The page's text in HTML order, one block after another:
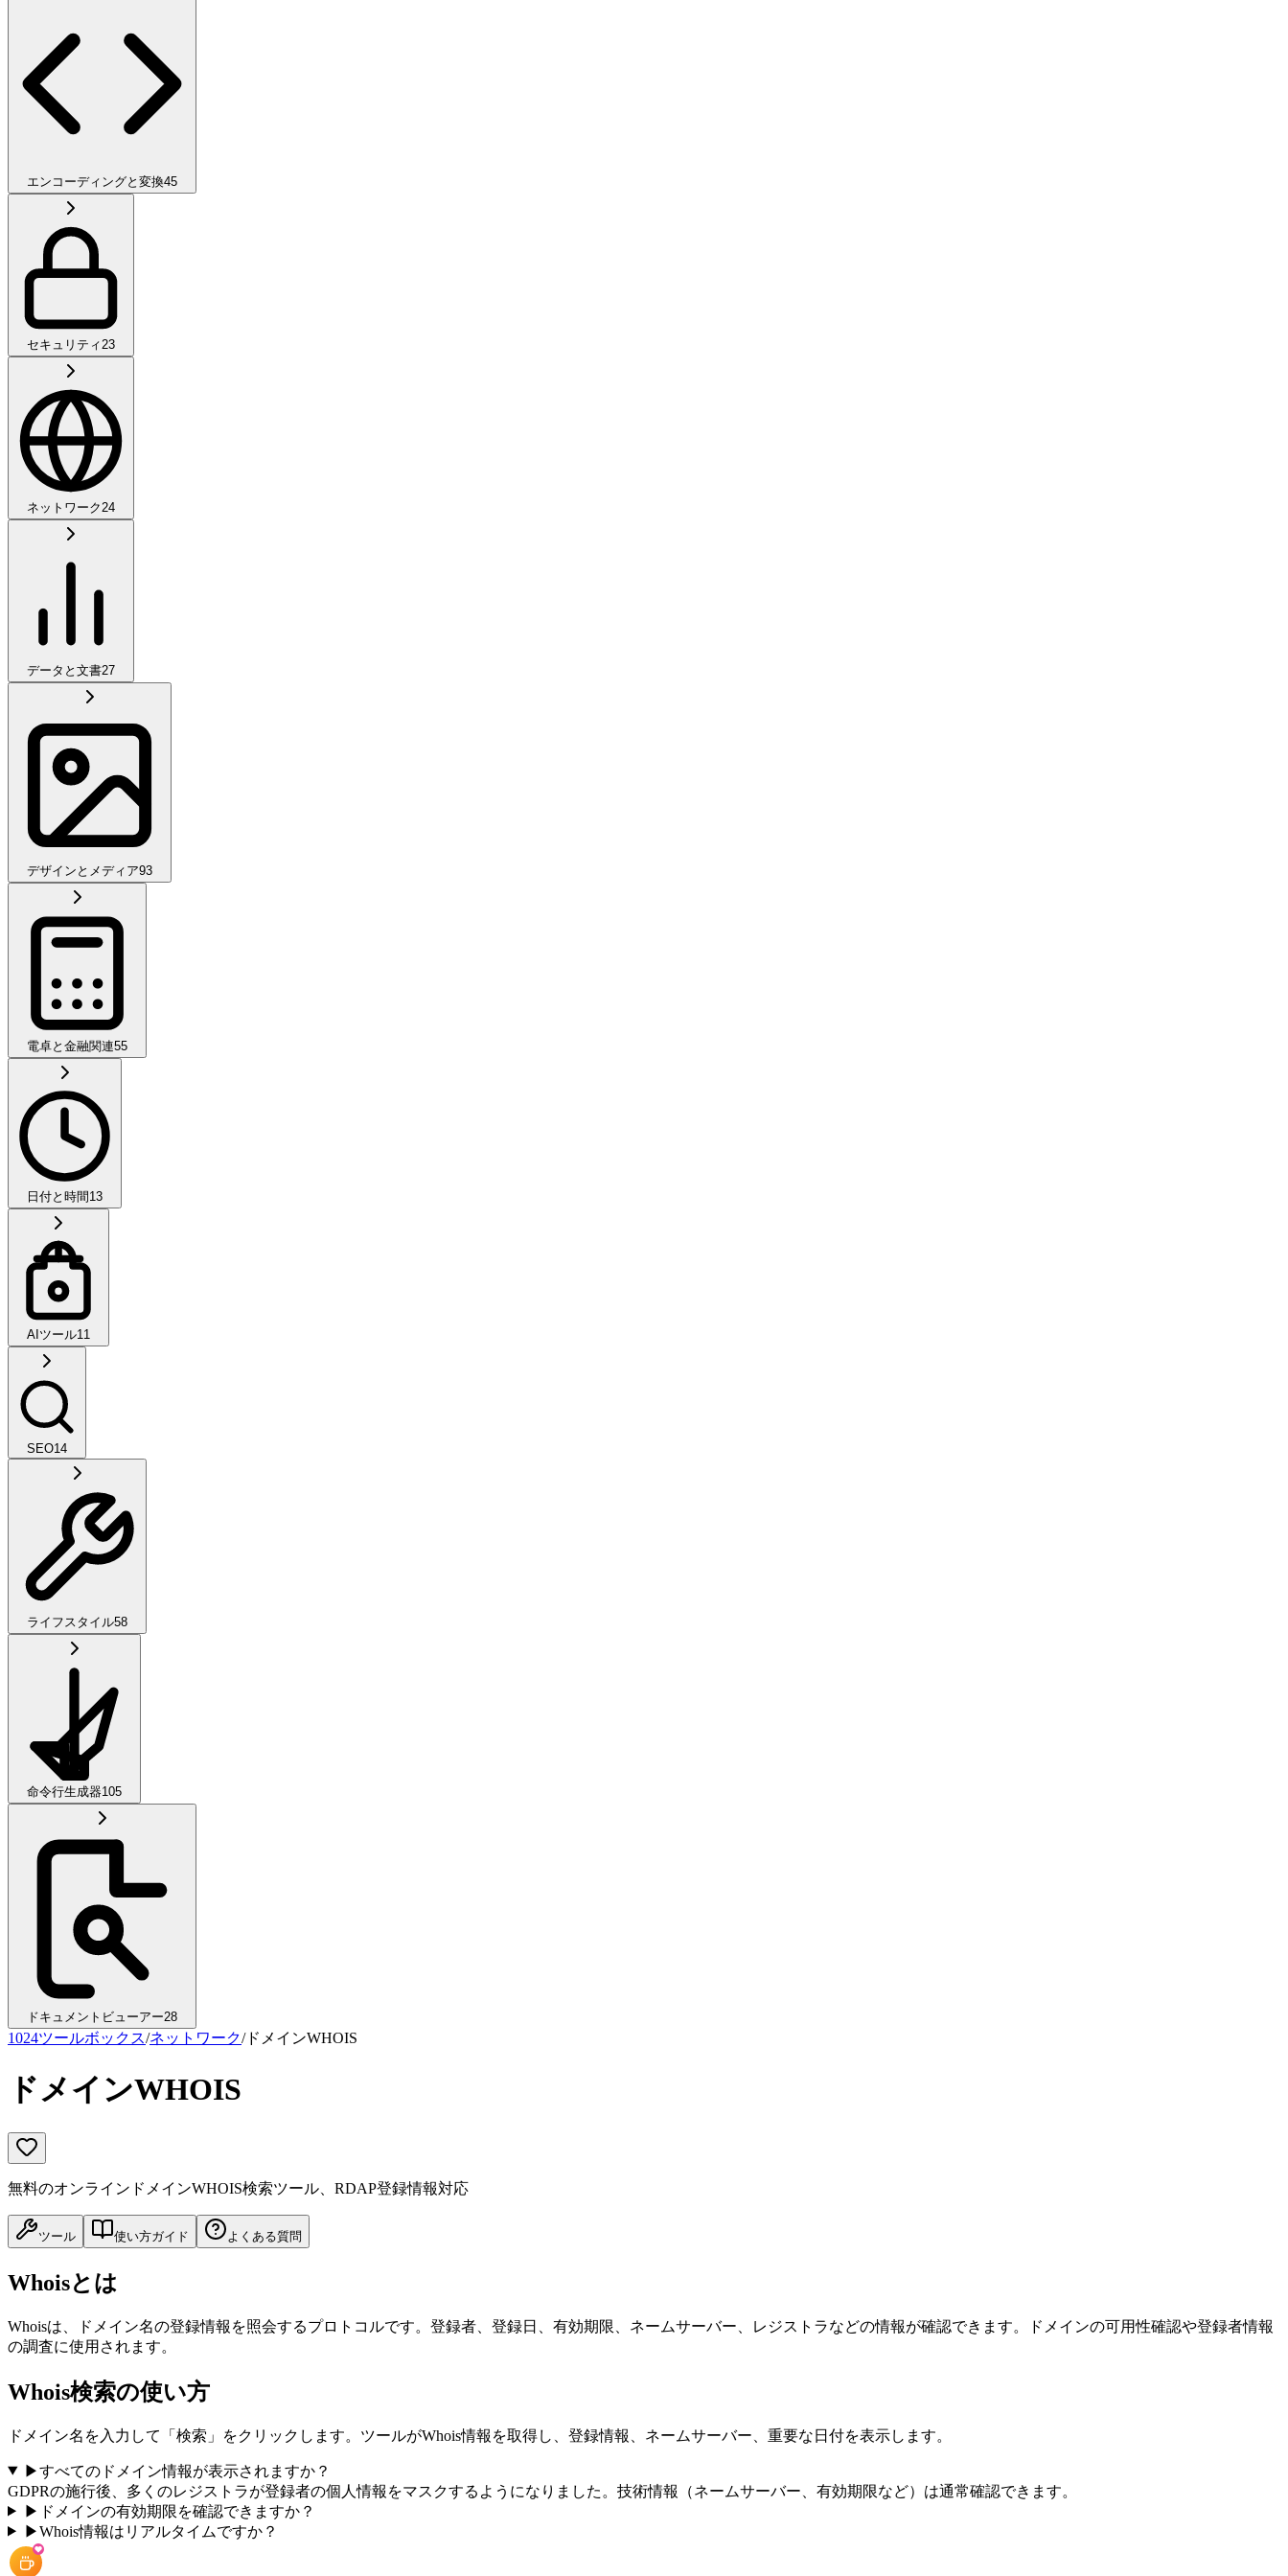
エンコーディングと変換45
セキュリティ23
ネットワーク24
データと文書27
デザインとメディア93
電卓と金融関連55
日付と時間 13
AIツール11
SEO14
ライフスタイル58
命令行生成器105
ドキュメントビューアー28
1024ツールボックス/ネットワーク/ドメインWHOIS
ドメインWHOIS
無料のオンラインドメインWHOIS検索ツール、RDAP登録情報対応
ツール 使い方ガイド よくある質問
Whoisとは
Whoisは、ドメイン名の登録情報を照会するプロトコルです。登録者、登録日、有効期限、ネームサーバー、レジストラなどの情報が確認できます。ドメインの可用性確認や登録者情報
の調査に使用されます。
Whois検索の使い方
ドメイン名を入力して「検索」をクリックします。ツールがWhois情報を取得し、登録情報、ネームサーバー、重要な日付を表示します。
▶すべてのドメイン情報が表示されますか？
GDPRの施行後、多くのレジストラが登録者の個人情報をマスクするようになりました。技術情報（ネームサーバー、有効期限など）は通常確認できます。
▶ ドメインの有効期限を確認できますか？
▶Whois情報はリアルタイムですか？